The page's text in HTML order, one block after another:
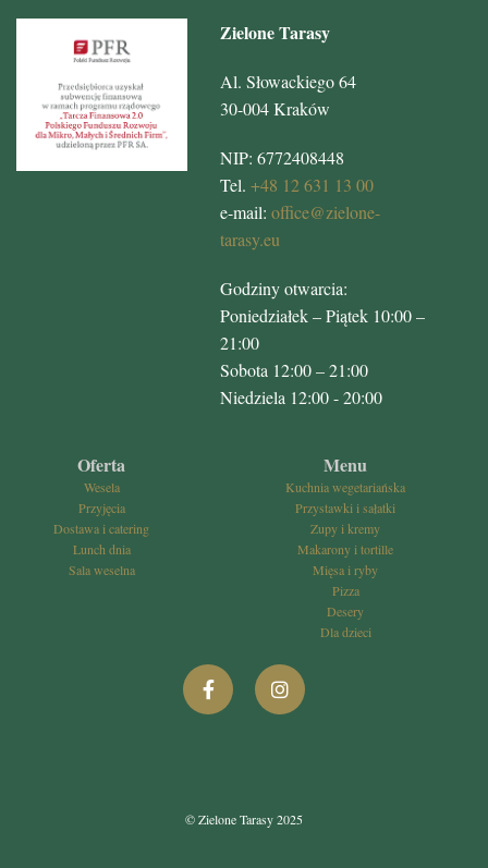
Zielone Tarasy
Al. Słowackiego 64
30-004 Kraków
NIP: 6772408448
Tel. +48 12 631 13 00
e-mail: office@zielone-
tarasy.eu
Godziny otwarcia:
Poniedziałek – Piątek 10:00 –
21:00
Sobota 12:00 – 21:00
Niedziela 12:00 - 20:00
Oferta
Wesela
Przyjęcia
Dostawa i catering
Lunch dnia
Sala weselna
Menu
Kuchnia wegetariańska
Przystawki i sałatki
Zupy i kremy
Makarony i tortille
Mięsa i ryby
Pizza
Desery
Dla dzieci
© Zielone Tarasy 2025